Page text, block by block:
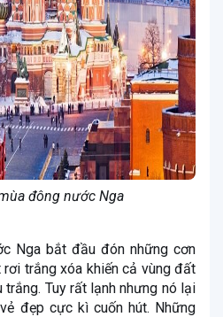
đông nước Nga
Nga bắt đầu đón những cơn
trắng xóa khiến cả vùng đất
Tuy rất lạnh nhưng nó lại
đẹp cực kì cuốn hút. Những